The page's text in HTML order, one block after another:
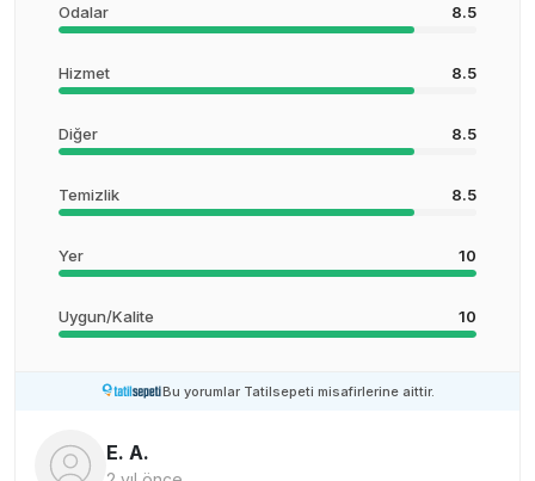
Odalar
8.5
Hizmet 8.5
Diğer 8.5
Temizlik 8.5
Yer 10
Uygun/Kalite 10
Bu yorumlar Tatilsepeti misafirlerine aittir.
E. A.